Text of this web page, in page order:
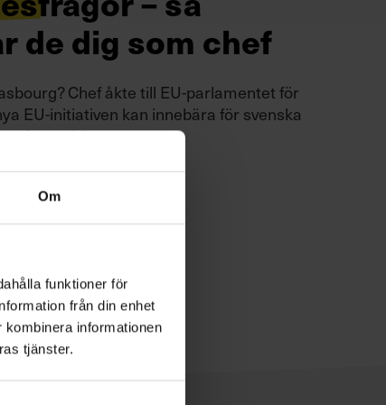
Om
funktioner för
från din enhet
informationen
tjänster.
de dig som chef
Chef åkte till EU-parlamentet för
EU-initiativen kan innebära för svenska
Läs mer